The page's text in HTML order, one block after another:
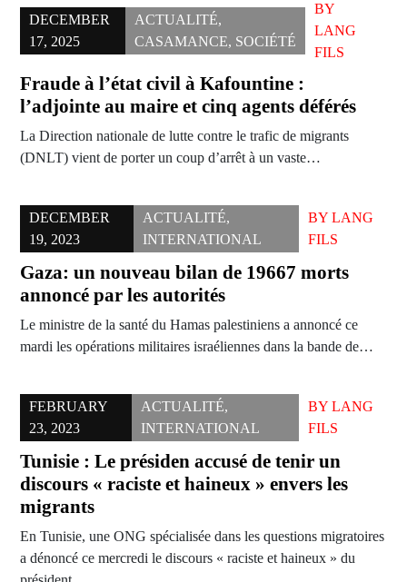
DECEMBER
17, 2025
ACTUALITÉ,
CASAMANCE, SOCIÉTÉ
BY
LANG
FILS
Fraude à l’état civil à Kafountine :
l’adjointe au maire et cinq agents déférés
La Direction nationale de lutte contre le trafic de migrants
(DNLT) vient de porter un coup d’arrêt à un vaste…
DECEMBER
19, 2023
ACTUALITÉ,
INTERNATIONAL
BYLANG
FILS
Gaza: un nouveau bilan de 19667 morts
annoncé par les autorités
Le ministre de la santé du Hamas palestiniens a annoncé ce
mardi les opérations militaires israéliennes dans la bande de…
FEBRUARY
23, 2023
ACTUALITÉ,
INTERNATIONAL
BY LANG
FILS
Tunisie : Le présiden accusé de tenir un
discours « raciste et haineux » envers les
migrants
En Tunisie, une ONG spécialisée dans les questions migratoires
a dénoncé ce mercredi le discours « raciste et haineux » du